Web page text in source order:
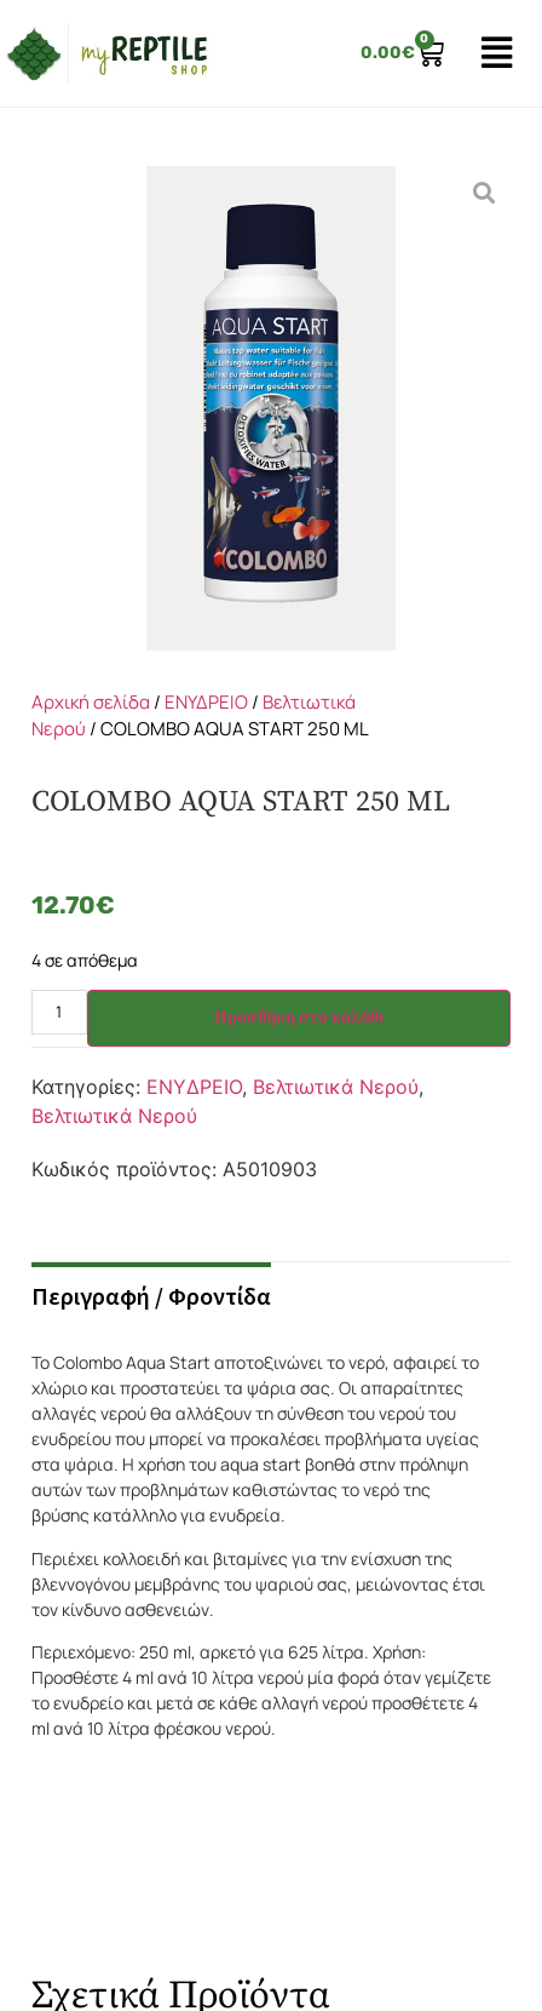
0.00€
0
Αρχική σελίδα / ΕΝΥΔΡΕΙΟ/ Βελτιωτικά
Νερού / COLOMBO AQUA START 250 ML
COLOMBO AQUA START 250 ML
12.70€
4 σε απόθεμα
Προσθήκη στο καλάθι
Κατηγορίες: ΕΝΥΔΡΕΙΟ, Βελτιωτικά Νερού,
Βελτιωτικά Νερού
Κωδικός προϊόντος: A5010903
Περιγραφή / Φροντίδα
Το Colombo Aqua Start αποτοξινώνει το νερό, αφαιρεί το
χλώριο και προστατεύει τα ψάρια σας. Οι απαραίτητες
αλλαγές νερού θα αλλάξουν τη σύνθεση του νερού του
ενυδρείου που μπορεί να προκαλέσει προβλήματα υγείας
στα ψάρια. Η χρήση του aqua start βοηθά στην πρόληψη
αυτών των προβλημάτων καθιστώντας το νερό της
βρύσης κατάλληλο για ενυδρεία.
Περιέχει κολλοειδή και βιταμίνες για την ενίσχυση της
βλεννογόνου μεμβράνης του ψαριού σας, μειώνοντας έτσι
τον κίνδυνο ασθενειών.
Περιεχόμενο: 250 ml, αρκετό για 625 λίτρα. Χρήση:
Προσθέστε 4 ml ανά 10 λίτρα νερού μία φορά όταν γεμίζετε
το ενυδρείο και μετά σε κάθε αλλαγή νερού προσθέτετε 4
ml ανά 10 λίτρα φρέσκου νερού.
Σχετικά Προϊόντα